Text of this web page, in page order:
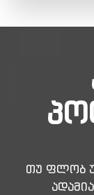
თუ ფლობ